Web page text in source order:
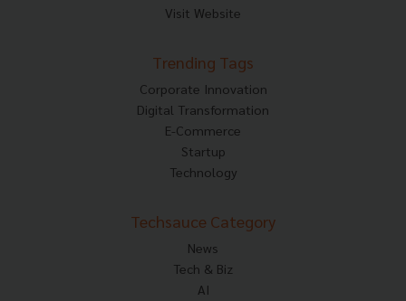
Visit Website
Trending Tags
Corporate Innovation
Digital Transformation
E-Commerce
Startup
Technology
Techsauce Category
News
Tech & Biz
AI